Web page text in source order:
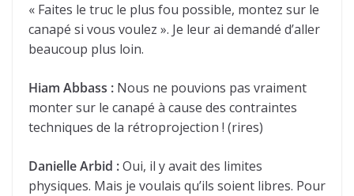
« Faites le truc le plus fou possible, montez sur le
canapé si vous voulez ». Je leur ai demandé d’aller
beaucoup plus loin.
Hiam Abbass : Nous ne pouvions pas vraiment
monter sur le canapé à cause des contraintes
techniques de la rétroprojection ! (rires)
Danielle Arbid :Oui, il y avait des limites
physiques. Mais je voulais qu’ils soient libres. Pour